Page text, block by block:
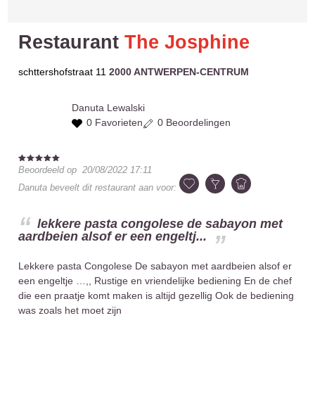
Restaurant The Josphine
schttershofstraat 11 2000 ANTWERPEN-CENTRUM
Danuta Lewalski
0 Favorieten
0 Beoordelingen
Beoordeeld op20/08/2022 17:11
Danuta beveelt dit restaurant aan voor:
lekkere pasta congolese de sabayon met
aardbeien alsof er een engeltj...
Lekkere pasta Congolese De sabayon met aardbeien alsof er
een engeltje …,, Rustige en vriendelijke bediening En de chef
die een praatje komt maken is altijd gezellig Ook de bediening
was zoals het moet zijn